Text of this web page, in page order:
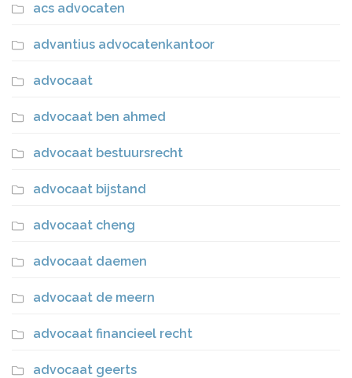
acs advocaten
advantius advocatenkantoor
advocaat
advocaat ben ahmed
advocaat bestuursrecht
advocaat bijstand
advocaat cheng
advocaat daemen
advocaat de meern
advocaat financieel recht
advocaat geerts